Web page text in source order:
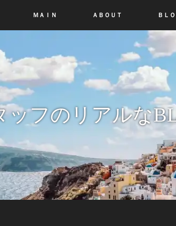
ＭＡＩＮ ＡＢＯＵＴ ＢＬ
ッフのリアルな